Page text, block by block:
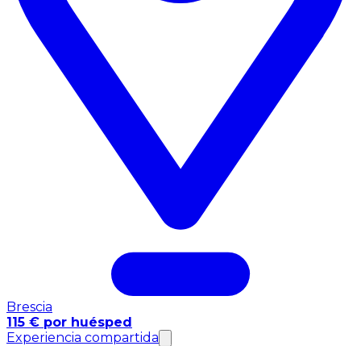
Brescia
115 € por huésped
Experiencia compartida